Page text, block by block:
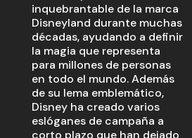
inquebrantable de la marca
Disneyland durante muchas
décadas, ayudando a definir
la magia que representa
para millones de personas
en todo el mundo. Además
de su lema emblemático,
Disney ha creado varios
eslóganes de campaña a
corto plazo que han dejado